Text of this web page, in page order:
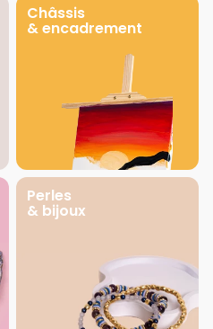
Châssis
& encadrement
Perles
& bijoux